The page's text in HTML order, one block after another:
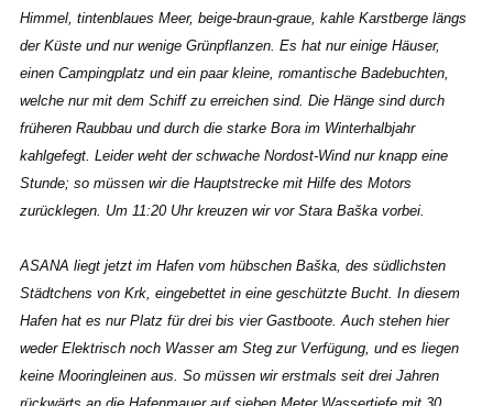
Himmel, tintenblaues Meer, beige-braun-graue, kahle Karstberge längs
der Küste und nur wenige Grünpflanzen. Es hat nur einige Häuser,
einen Campingplatz und ein paar kleine, romantische Badebuchten,
welche nur mit dem Schiff zu erreichen sind. Die Hänge sind durch
früheren Raubbau und durch die starke Bora im Winterhalbjahr
kahlgefegt. Leider weht der schwache Nordost-Wind nur knapp eine
Stunde; so müssen wir die Hauptstrecke mit Hilfe des Motors
zurücklegen. Um 11:20 Uhr kreuzen wir vor Stara Baška vorbei.
ASANA liegt jetzt im Hafen vom hübschen Baška, des südlichsten
Städtchens von Krk, eingebettet in eine geschützte Bucht. In diesem
Hafen hat es nur Platz für drei bis vier Gastboote. Auch stehen hier
weder Elektrisch noch Wasser am Steg zur Verfügung, und es liegen
keine Mooringleinen aus. So müssen wir erstmals seit drei Jahren